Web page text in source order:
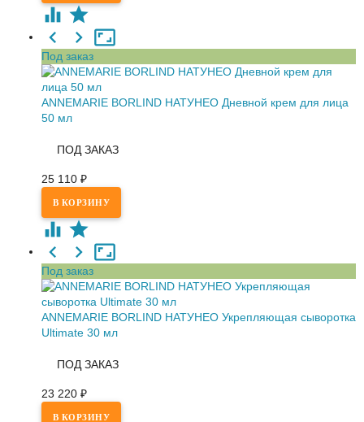
Под заказ
ANNEMARIE BORLIND НАТУНЕО Дневной крем для лица
50 мл
ПОД ЗАКАЗ
25 110 ₽
Под заказ
ANNEMARIE BORLIND НАТУНЕО Укрепляющая сыворотка
Ultimate 30 мл
ПОД ЗАКАЗ
23 220 ₽